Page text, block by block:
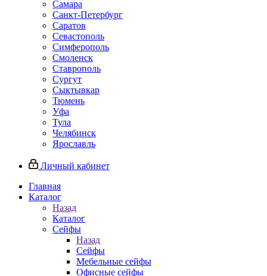
Самара
Санкт-Петербург
Саратов
Севастополь
Симферополь
Смоленск
Ставрополь
Сургут
Сыктывкар
Тюмень
Уфа
Тула
Челябинск
Ярославль
Личный кабинет
Главная
Каталог
Назад
Каталог
Сейфы
Назад
Сейфы
Мебельные сейфы
Офисные сейфы